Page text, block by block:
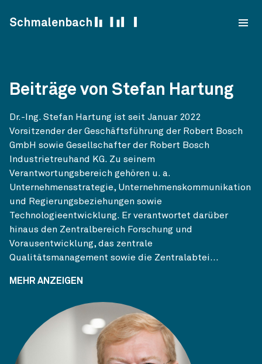
Schmalenbach
Beiträge von Stefan Hartung
Dr.-Ing. Stefan Hartung ist seit Januar 2022
Vorsitzender der Geschäftsführung der Robert Bosch
GmbH sowie Gesellschafter der Robert Bosch
Industrietreuhand KG. Zu seinem
Verantwortungsbereich gehören u. a.
Unternehmensstrategie, Unternehmenskommunikation
und Regierungsbeziehungen sowie
Technologieentwicklung. Er verantwortet darüber
hinaus den Zentralbereich Forschung und
Vorausentwicklung, das zentrale
Qualitätsmanagement sowie die Zentralabtei...
MEHR ANZEIGEN